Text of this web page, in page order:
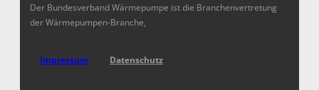
Der Bundesverband Wärmepumpe ist die Branchenvertretung
der Wärmepumpen-Branche,
Impressum Datenschutz